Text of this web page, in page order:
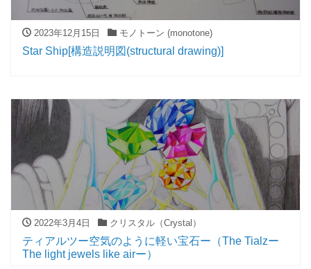
2023年12月15日 モノトーン (monotone)
Star Ship[構造説明図(structural drawing)]
2022年3月4日 クリスタル（Crystal）
ティアルツー空気のように軽い宝石ー（The Tialzー
The light jewels like airー）